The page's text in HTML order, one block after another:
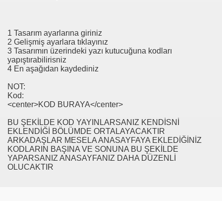
1 Tasarım ayarlarına giriniz
2 Gelişmiş ayarlara tıklayınız
3 Tasarımın üzerindeki yazı kutucuğuna kodları
yapıştırabilirisniz
4 En aşağıdan kaydediniz
NOT:
Kod:
<center>KOD BURAYA</center>
BU ŞEKİLDE KOD YAYINLARSANIZ KENDİSNİ
EKLENDİĞİ BÖLÜMDE ORTALAYACAKTIR
ARKADAŞLAR MESELA ANASAYFAYA EKLEDİĞİNİZ
KODLARIN BAŞINA VE SONUNA BU ŞEKİLDE
YAPARSANIZ ANASAYFANIZ DAHA DÜZENLİ
OLUCAKTIR